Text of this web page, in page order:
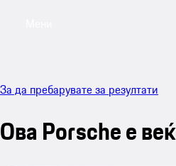
За да пребарувате за резултати
Ова Porsche е